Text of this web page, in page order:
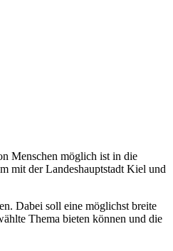
Menschen möglich ist in die
mit der Landeshauptstadt Kiel und
Dabei soll eine möglichst breite
Thema bieten können und die